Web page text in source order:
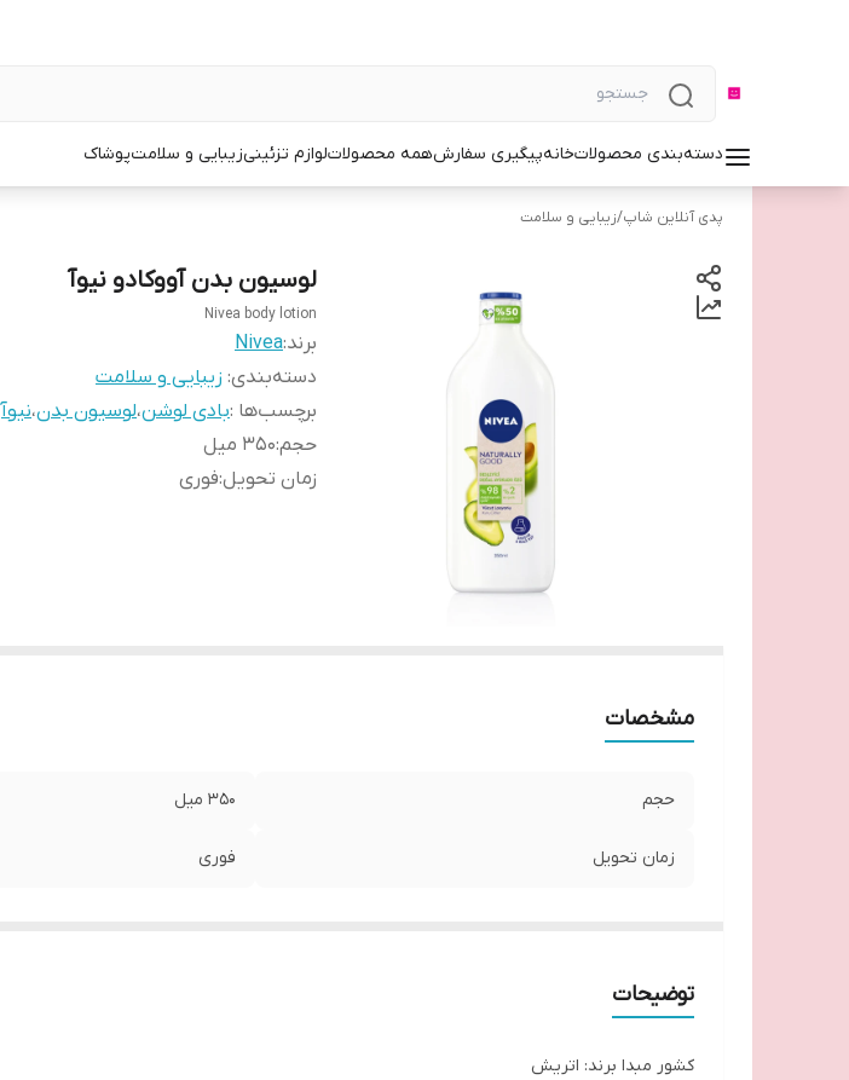
دسته‌بندی محصولاتخانهپیگیری سفارشهمه محصولاتلوازم تزئینیزیبایی و سلامتپوشاک
پدی آنلاین شاپ/زیبایی و سلامت
لوسیون بدن آووکادو نیوآ
Nivea body lotion
برند:Nivea
دسته‌بندی: زیبایی و سلامت
برچسب‌ها :بادی لوشن،لوسیون بدن،نیوآ
حجم:350 میل
زمان تحویل:فوری
مشخصات
حجم 350 میل
زمان تحویل فوری
توضیحات
کشور مبدا برند: اتریش